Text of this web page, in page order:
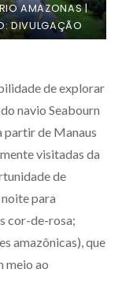
AMAZONAS |
DIVULGAÇÃO
SEABOURN
de explorar
navio Seabourn
partir de Manaus
visitadas da
de
para
cor-de-rosa;
amazônicas), que
meio ao